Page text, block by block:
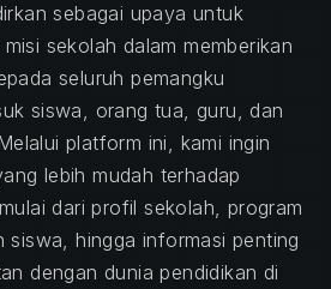
sebagai upaya untuk
sekolah dalam memberikan
seluruh pemangku
siswa, orang tua, guru, dan
platform ini, kami ingin
lebih mudah terhadap
dari profil sekolah, program
siswa, hingga informasi penting
dengan dunia pendidikan di